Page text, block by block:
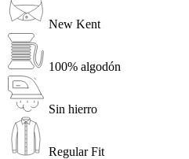
New Kent
100% algodón
Sin hierro
Regular Fit